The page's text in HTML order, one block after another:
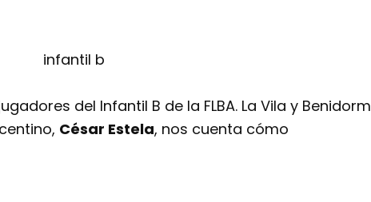
del Infantil B de la FLBA. La Vila y Benidorm
César Estela, nos cuenta cómo